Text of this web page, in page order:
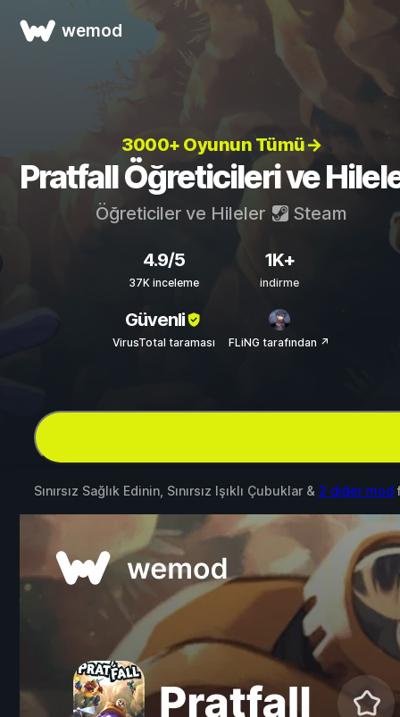
wemod
3000+ Oyunun Tümü→
Pratfall Öğreticileri ve
Öğreticiler ve Hileler Steam
4.9/5
37K inceleme
1K+
indirme
Güvenli
VirusTotal taraması FLiNG tarafından ↗
Sınırsız Sağlık Edinin, Sınırsız Işıklı Çubuklar & 2 diğer mod